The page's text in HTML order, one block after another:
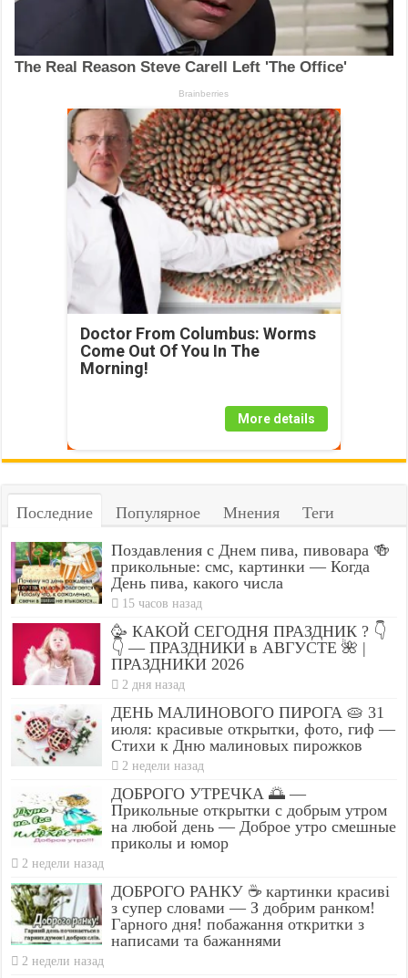
Doctor From Columbus: Worms
Come Out Of You In The
Morning!
More details
Последние Популярное Мнения Теги
Поздавления с Днем пива, пивовара 🍻
прикольные: смс, картинки — Когда
День пива, какого числа
15 часов назад
🥳 КАКОЙ СЕГОДНЯ ПРАЗДНИК ? 👇
👇 — ПРАЗДНИКИ в АВГУСТЕ 🌺 |
ПРАЗДНИКИ 2026
2 дня назад
ДЕНЬ МАЛИНОВОГО ПИРОГА 🥧 31
июля: красивые открытки, фото, гиф —
Стихи к Дню малиновых пирожков
2 недели назад
ДОБРОГО УТРЕЧКА 🌅 —
Прикольные открытки с добрым утром
на любой день — Доброе утро смешные
приколы и юмор
2 недели назад
ДОБРОГО РАНКУ ☕ картинки красиві
з супер словами — З добрим ранком!
Гарного дня! побажання откритки з
написами та бажаннями
2 недели назад